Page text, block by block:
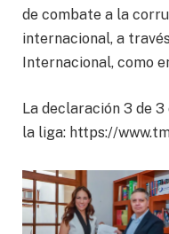
de combate a la
internacional, a
Internacional, como
La declaración 3 de
la liga: https://